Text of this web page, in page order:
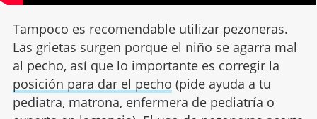
Tampoco es recomendable utilizar pezoneras.
Las grietas surgen porque el niño se agarra mal
al pecho, así que lo importante es corregir la
posición para dar el pecho (pide ayuda a tu
pediatra, matrona, enfermera de pediatría o